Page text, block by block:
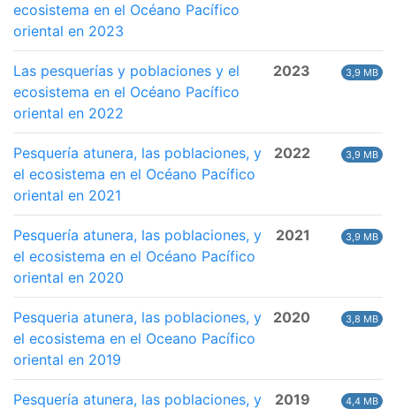
ecosistema en el Océano Pacífico
oriental en 2023
Las pesquerías y poblaciones y el
ecosistema en el Océano Pacífico
oriental en 2022
2023 3,9 MB
Pesquería atunera, las poblaciones, y
el ecosistema en el Océano Pacífico
oriental en 2021
2022 3,9 MB
Pesquería atunera, las poblaciones, y
el ecosistema en el Océano Pacífico
oriental en 2020
2021 3,9 MB
Pesqueria atunera, las poblaciones, y
el ecosistema en el Oceano Pacífico
oriental en 2019
2020 3,8 MB
Pesquería atunera, las poblaciones, y
2019 4,4 MB